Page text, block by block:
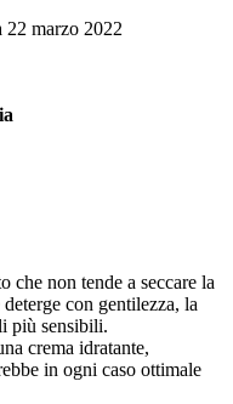
22 marzo 2022
che non tende a seccare la
con gentilezza, la
più sensibili.
crema idratante,
in ogni caso ottimale